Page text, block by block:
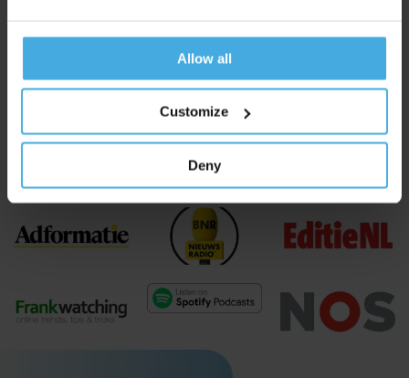
Allow all
Customize
Deny
er een nieuwe aangekondigd wordt?
Schrijf je dan in voor onze updates, je bent met ruim 9.165
anderen in goed gezelschap.
Unravel verscheen eerder in: